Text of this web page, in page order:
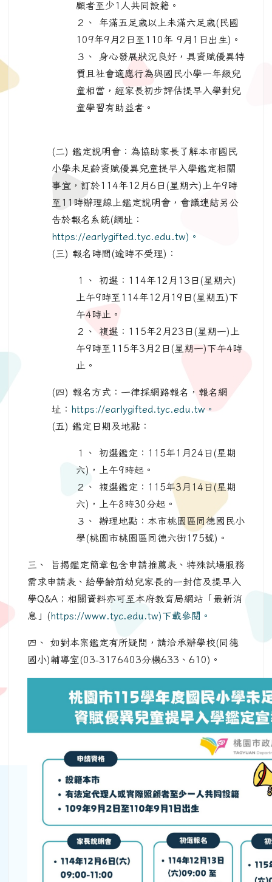
顧者至少1人共同設籍。
２、 年滿五足歲以上未滿六足歲(民國
109年9月2日至110年 9月1日出生)。
３、 身心發展狀況良好，具資賦優異特
質且社會適應行為與國民小學一年級兒
童相當，經家長初步評估提早入學對兒
童學習有助益者。
(二) 鑑定說明會：為協助家長了解本市國民
小學未足齡資賦優異兒童提早入學鑑定相關
事宜，訂於114年12月6日(星期六)上午9時
至11時辦理線上鑑定說明會，會議連結另公
告於報名系統(網址：
https://earlygifted.tyc.edu.tw)。
(三) 報名時間(逾時不受理)：
１、 初選：114年12月13日(星期六)
上午9時至114年12月19日(星期五)下
午4時止。
２、 複選：115年2月23日(星期一)上
午9時至115年3月2日(星期一)下午4時
止。
(四) 報名方式：一律採網路報名，報名網
址： https://earlygifted.tyc.edu.tw。
(五) 鑑定日期及地點：
１、 初選鑑定：115年1月24日(星期
六)，上午9時起。
２、 複選鑑定：115年3月14日(星期
六)，上午8時30分起。
３、 辦理地點：本市桃園區同德國民小
學(桃園市桃園區同德六街175號)。
三、 旨揭鑑定簡章包含申請推薦表、特殊試場服務
需求申請表、給學齡前幼兒家長的一封信及提早入
學Q&A；相關資料亦可至本府教育局網站「最新消
息」(https://www.tyc.edu.tw)下載參閱。
四、 如對本案鑑定有所疑問，請洽承辦學校(同德
國小)輔導室(03-3176403分機633、610)。